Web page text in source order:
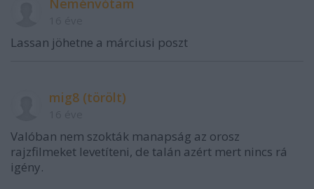
Neménvótam
Lassan jöhetne a márciusi poszt
mig8 (törölt)
Valóban nem szokták manapság az orosz
rajzfilmeket levetíteni, de talán azért mert nincs rá
igény.